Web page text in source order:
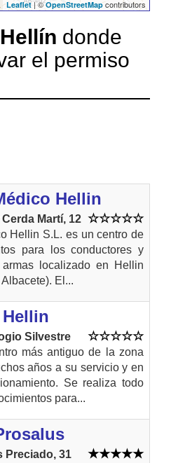
Leaflet| ©OpenStreetMapcontributors
Hellín donde
el permiso
Hellin
Martí, 12
Hellin S.L. es un centro de
para los conductores y
localizado en Hellin
El...
Hellin
Silvestre
más antiguo de la zona
años a su servicio y en
Se realiza todo
para...
Preciado, 31